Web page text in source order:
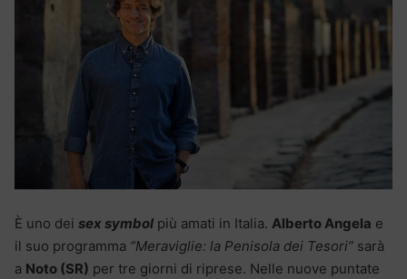
È uno dei sex symbol più amati in Italia. Alberto Angela e
il suo programma “Meraviglie: la Penisola dei Tesori” sarà
a Noto (SR) per tre giorni di riprese. Nelle nuove puntate